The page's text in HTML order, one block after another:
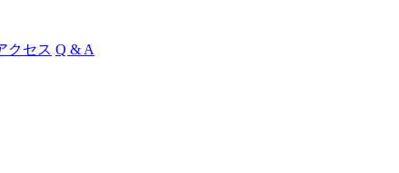
クセス Q & A